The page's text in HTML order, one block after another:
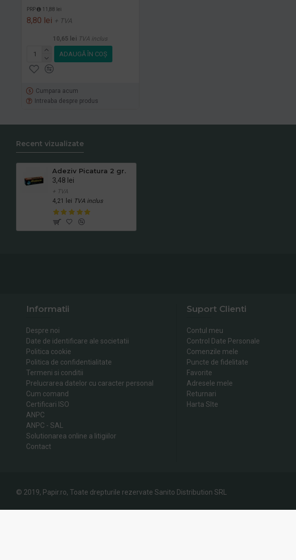
PRP 11,88 lei
8,80 lei + TVA
10,65 lei TVA inclus
ADAUGĂ ÎN COŞ
Cumpara acum
Intreaba despre produs
Recent vizualizate
Adeziv Picatura 2 gr.
3,48 lei
+ TVA
4,21 lei TVA inclus
Informatii
Despre noi
Date de identificare ale societatii
Politica cookie
Politica de confidentialitate
Termeni si conditii
Prelucrarea datelor cu caracter personal
Cum comand
Certificari ISO
ANPC
ANPC - SAL
Solutionarea online a litigiilor
Contact
Suport Clienti
Contul meu
Control Date Personale
Comenzile mele
Puncte de fidelitate
Favorite
Adresele mele
Returnari
Harta SIte
© 2019, Papir.ro, Toate drepturile rezervate Sanito Distribution SRL